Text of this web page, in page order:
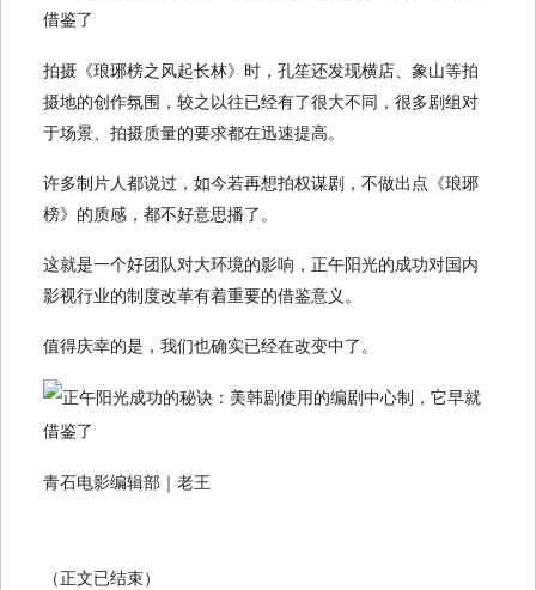
拍摄《琅琊榜之风起长林》时，孔笙还发现横店、象山等拍
摄地的创作氛围，较之以往已经有了很大不同，很多剧组对
于场景、拍摄质量的要求都在迅速提高。
许多制片人都说过，如今若再想拍权谋剧，不做出点《琅琊
榜》的质感，都不好意思播了。
这就是一个好团队对大环境的影响，正午阳光的成功对国内
影视行业的制度改革有着重要的借鉴意义。
值得庆幸的是，我们也确实已经在改变中了。
青石电影编辑部｜老王
（正文已结束）